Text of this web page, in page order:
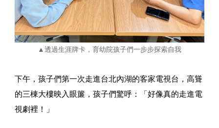
▲透過生涯牌卡，育幼院孩子們一步步探索自我
下午，孩子們第一次走進台北內湖的客家電視台，高聳
的三棟大樓映入眼簾，孩子們驚呼：「好像真的走進電
視劇裡！」